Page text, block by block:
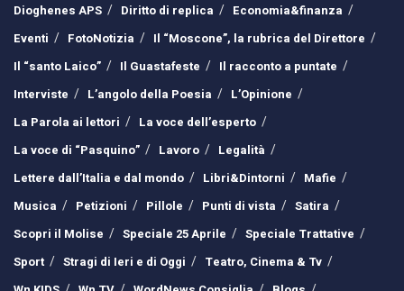
Dioghenes APS
Diritto di replica
Economia&finanza
Eventi
FotoNotizia
Il “Moscone”, la rubrica del Direttore
Il “santo Laico”
Il Guastafeste
Il racconto a puntate
Interviste
L’angolo della Poesia
L’Opinione
La Parola ai lettori
La voce dell’esperto
La voce di “Pasquino”
Lavoro
Legalità
Lettere dall’Italia e dal mondo
Libri&Dintorni
Mafie
Musica
Petizioni Pillole Punti di vista
Satira
Scopri il Molise
Speciale 25 Aprile
Speciale Trattative
Sport
Stragi di Ieri e di Oggi
Teatro, Cinema & Tv